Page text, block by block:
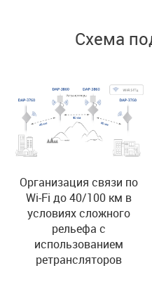
Схема
Организация связи по
Wi-Fi до 40/100 км в
условиях сложного
рельефа с
использованием
ретрансляторов